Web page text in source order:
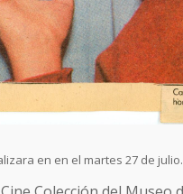
en en el martes 27 de julio.